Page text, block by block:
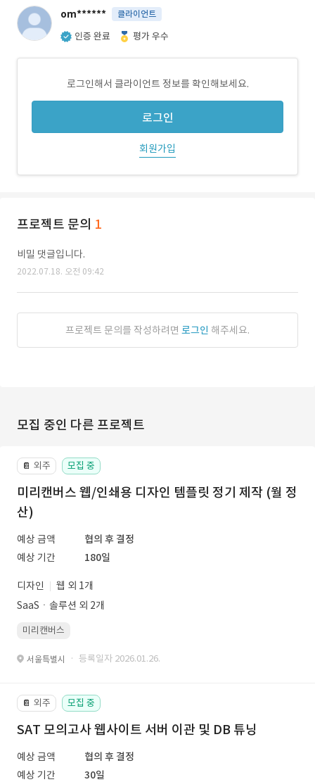
om****** 클라이언트
인증 완료 평가 우수
로그인해서 클라이언트 정보를 확인해보세요.
로그인
회원가입
프로젝트 문의 1
비밀 댓글입니다.
2022.07.18. 오전 09:42
프로젝트 문의를 작성하려면 로그인 해주세요.
모집 중인 다른 프로젝트
📔 외주 모집 중
미리캔버스 웹/인쇄용 디자인 템플릿 정기 제작 (월 정
산)
예상 금액
협의 후 결정
예상 기간
180일
디자인
웹 외 1개
SaaSㆍ솔루션 외 2개
미리캔버스
서울특별시 · 등록일자 2026.01.26.
📔 외주 모집 중
SAT 모의고사 웹사이트 서버 이관 및 DB 튜닝
예상 금액
협의 후 결정
예상 기간
30일